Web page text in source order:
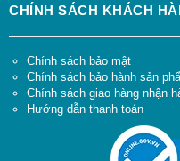
CHÍNH SÁCH KHÁCH
Chính sách bảo mật
Chính sách bảo hành sản
Chính sách giao hàng nhận
Hướng dẫn thanh toán